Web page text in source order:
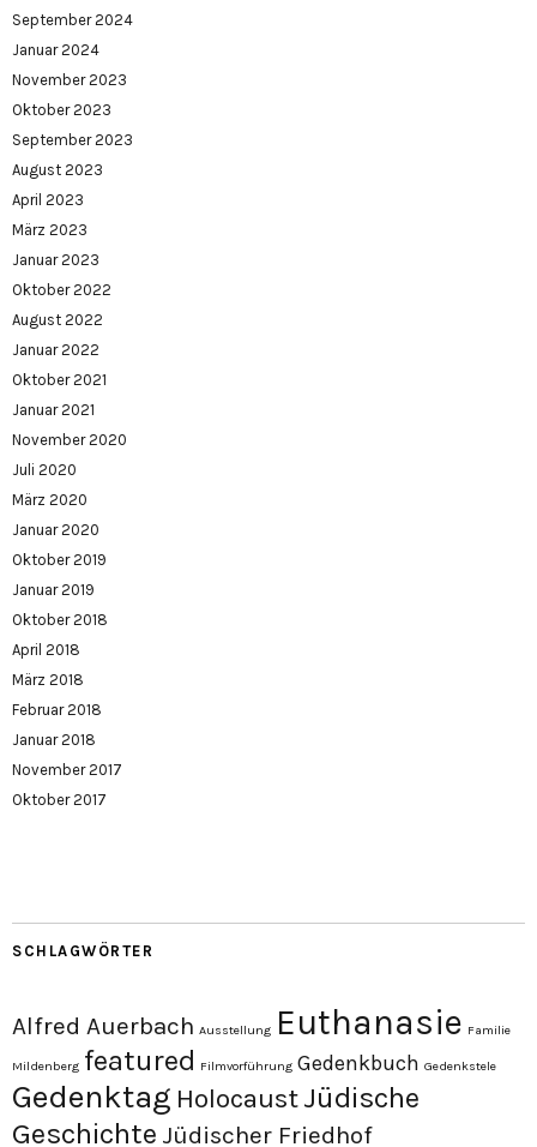
September 2024
Januar 2024
November 2023
Oktober 2023
September 2023
August 2023
April 2023
März 2023
Januar 2023
Oktober 2022
August 2022
Januar 2022
Oktober 2021
Januar 2021
November 2020
Juli 2020
März 2020
Januar 2020
Oktober 2019
Januar 2019
Oktober 2018
April 2018
März 2018
Februar 2018
Januar 2018
November 2017
Oktober 2017
SCHLAGWÖRTER
Alfred Auerbach Ausstellung Euthanasie Familie
Mildenberg featured Filmvorführung Gedenkbuch Gedenkstele
Gedenktag HolocaustJüdische
Geschichte Jüdischer Friedhof